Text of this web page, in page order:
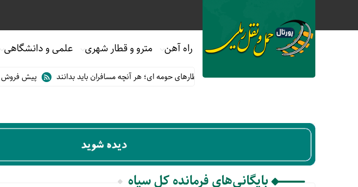
راه آهن مترو و قطار شهری علمی و دانشگاهی
آخر ماه صفر قوانین و مقررات استفاده از قطارهای حومه ای؛ هر آنچه مسافران باید بدانند پیش فروش
بایگانی‌های فرمانده کل سپاه